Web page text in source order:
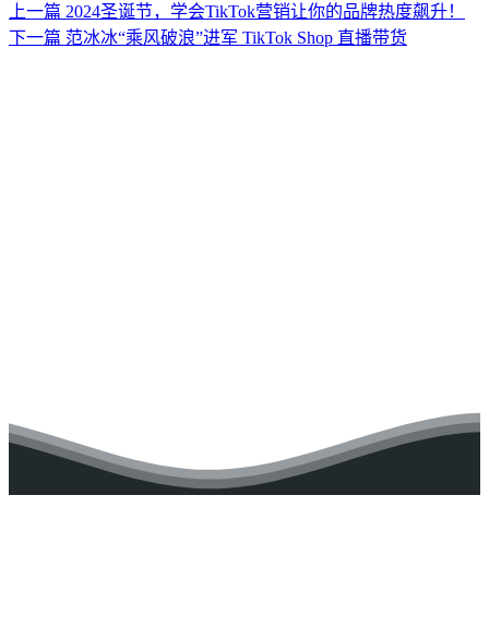
上一篇 2024圣诞节，学会TikTok营销让你的品牌热度飙升！
下一篇 范冰冰“乘风破浪”进军 TikTok Shop 直播带货